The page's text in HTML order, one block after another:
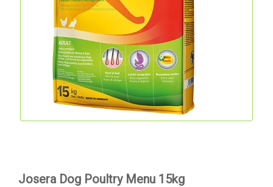
Josera Dog Poultry Menu 15kg